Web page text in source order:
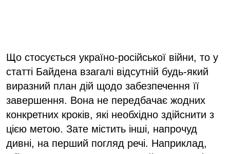
Що стосується україно-російської війни, то у
статті Байдена взагалі відсутній будь-який
виразний план дій щодо забезпечення її
завершення. Вона не передбачає жодних
конкретних кроків, які необхідно здійснити з
цією метою. Зате містить інші, напрочуд
дивні, на перший погляд речі. Наприклад,